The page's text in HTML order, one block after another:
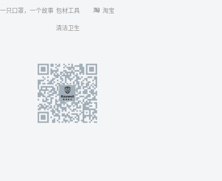
一只口罩，一个故事 包材工具
清洁卫生
淘宝